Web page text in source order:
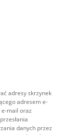
adresy skrzynek
adresem e-
mail oraz
danych przez